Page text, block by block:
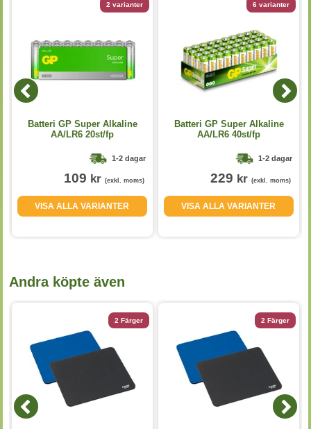
2 varianter
Batteri GP Super Alkaline
AA/LR6 20st/fp
1-2 dagar
109 kr (exkl. moms)
VISA ALLA VARIANTER
6 varianter
Batteri GP Super Alkaline
AA/LR6 40st/fp
1-2 dagar
229 kr (exkl. moms)
VISA ALLA VARIANTER
Andra köpte även
2 Färger 2 Färger